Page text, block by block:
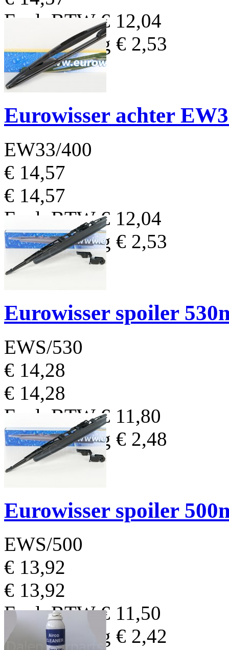
Excl. BTW€ 12,04
BTW Bedrag € 2,53
Eurowisser achter
EW33/400
€ 14,57
€ 14,57
Excl. BTW€ 12,04
BTW Bedrag € 2,53
Eurowisser spoiler
EWS/530
€ 14,28
€ 14,28
Excl. BTW€ 11,80
BTW Bedrag € 2,48
Eurowisser spoiler
EWS/500
€ 13,92
€ 13,92
Excl. BTW€ 11,50
BTW Bedrag € 2,42